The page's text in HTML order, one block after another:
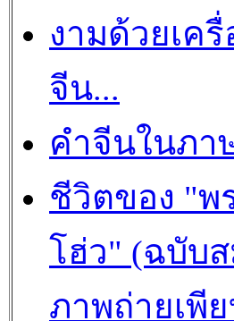
งามด้วยเค
จีน...
คำจีนในภา
ชีวิตของ "พ
โฮ่ว" (ฉบับ
ภาพถ่ายเพี